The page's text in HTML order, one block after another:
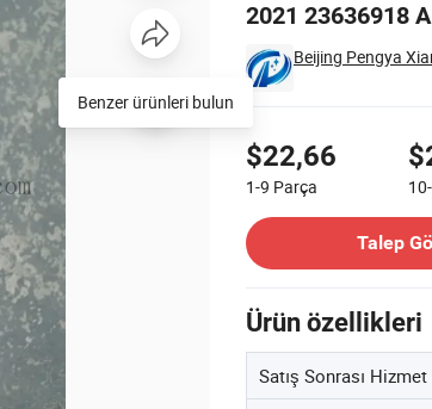
2021 23636918
Beijing Pengya
Fiyatlandırma
$22,66
1-9 Parça
Talep
Ürün özellikleri
Satış Sonrası Hizmet
Benzer ürünleri bulun